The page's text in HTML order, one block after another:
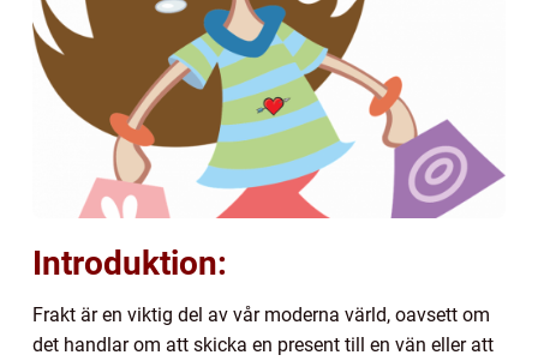
Introduktion:
Frakt är en viktig del av vår moderna värld, oavsett om
det handlar om att skicka en present till en vän eller att